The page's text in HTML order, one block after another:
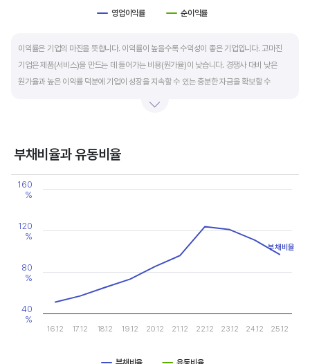
영업이익률 순이익률
이익률은 기업의 마진을 뜻합니다. 이익률이 높을수록 수익성이 좋은 기업입니다. 고마진
기업은 제품(서비스)을 만드는 데 들어가는 비용(원가율)이 낮습니다. 경쟁사 대비 낮은
원가율과 높은 이익률 덕분에 기업이 성장을 지속할 수 있는 충분한 자금을 확보할 수
높은 이익률을 올리고 있다면, 그 기업은 타사 대비 제품(서비스)의 경쟁력이 높은 것으로
부채비율과 유동비율
Chart
Line chart with 2 lines.
View as data table, Chart
The chart has 2 Y axes displaying values, and values.
16.12 17.12 18.12 19.12 20.12 21.12 22.12 23.12 24.12 25.12
40
%
80
%
120
%
160
%
부채비율